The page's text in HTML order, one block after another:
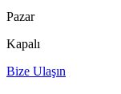
Pazar
Kapalı
Bize Ulaşın